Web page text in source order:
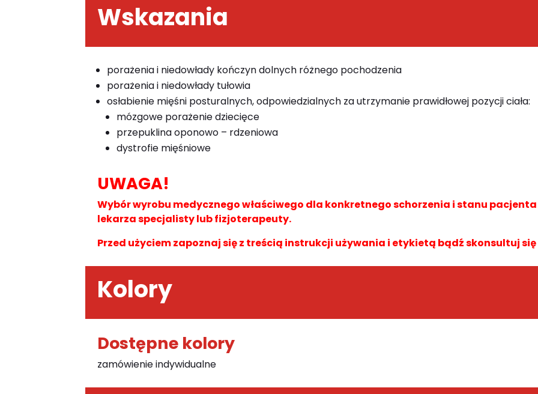
Wskazania
porażenia i niedowłady kończyn dolnych różnego pochodzenia
porażenia i niedowłady tułowia
osłabienie mięśni posturalnych, odpowiedzialnych za utrzymanie prawidłowej pozycji ciała:
mózgowe porażenie dziecięce
przepuklina oponowo – rdzeniowa
dystrofie mięśniowe
UWAGA!
Wybór wyrobu medycznego właściwego dla konkretnego schorzenia i stanu
lekarza specjalisty lub fizjoterapeuty.
Przed użyciem zapoznaj się z treścią instrukcji używania i etykietą bądź skonsultuj
Kolory
Dostępne kolory
zamówienie indywidualne